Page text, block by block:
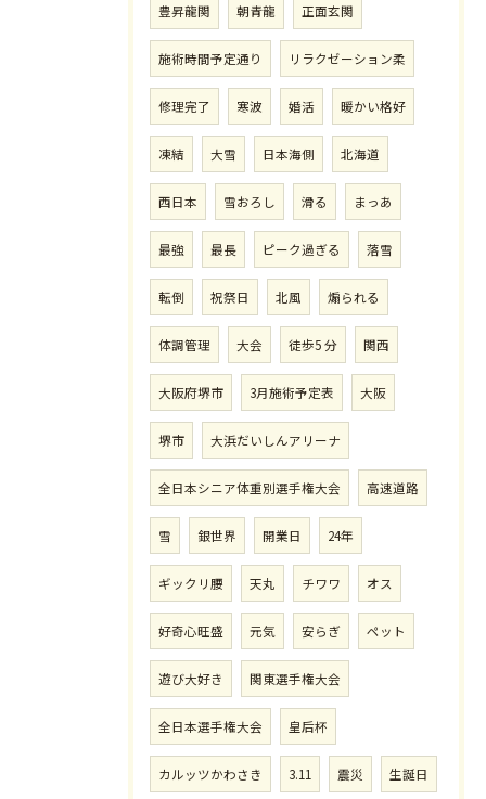
豊昇龍関 朝青龍 正面玄関
施術時間予定通り リラクゼーション柔
修理完了 寒波 婚活 暖かい格好
凍結 大雪 日本海側 北海道
西日本 雪おろし 滑る まっあ
最強 最長 ピーク過ぎる 落雪
転倒 祝祭日 北風 煽られる
体調管理 大会 徒歩5 分 関西
大阪府堺市 3月施術予定表 大阪
堺市 大浜だいしんアリーナ
全日本シニア体重別選手権大会 高速道路
雪 銀世界 開業日 24年
ギックリ腰 天丸 チワワ オス
好奇心旺盛 元気 安らぎ ペット
遊び大好き 関東選手権大会
全日本選手権大会 皇后杯
カルッツかわさき 3.11 震災 生誕日